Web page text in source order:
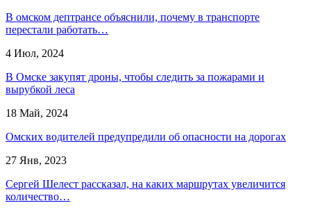
В омском дептрансе объяснили, почему в транспорте
перестали работать…
4 Июл, 2024
В Омске закупят дроны, чтобы следить за пожарами и
вырубкой леса
18 Май, 2024
Омских водителей предупредили об опасности на дорогах
27 Янв, 2023
Сергей Шелест рассказал, на каких маршрутах увеличится
количество…